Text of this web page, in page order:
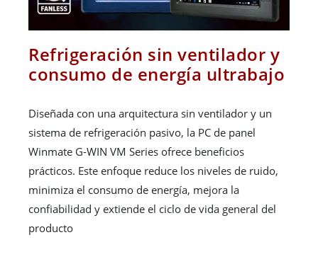
Refrigeración sin ventilador y
consumo de energía ultrabajo
Diseñada con una arquitectura sin ventilador y un
sistema de refrigeración pasivo, la PC de panel
Winmate G-WIN VM Series ofrece beneficios
prácticos. Este enfoque reduce los niveles de ruido,
minimiza el consumo de energía, mejora la
confiabilidad y extiende el ciclo de vida general del
producto